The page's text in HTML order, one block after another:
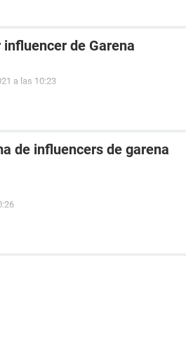
de Garena
a las 10:23
de influencers de garena